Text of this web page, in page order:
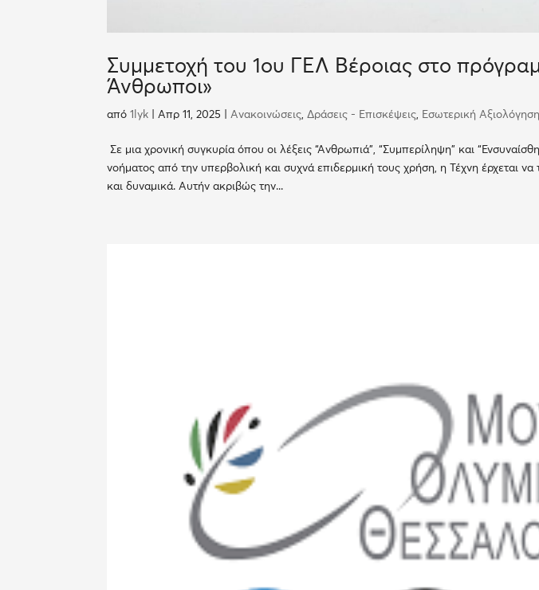
Συμμετοχή του 1ου ΓΕΛ Βέροιας στο
Άνθρωποι»
από1lyk |Απρ 11, 2025 |Ανακοινώσεις,Δράσεις - Επισκέψεις, Εσωτερική
Σε μια χρονική συγκυρία όπου οι λέξεις “Ανθρωπιά”, “Συμπερίληψη” και
νοήματος από την υπερβολική και συχνά επιδερμική τους χρήση, η Τέχνη έρχεται να
και δυναμικά. Αυτήν ακριβώς την...